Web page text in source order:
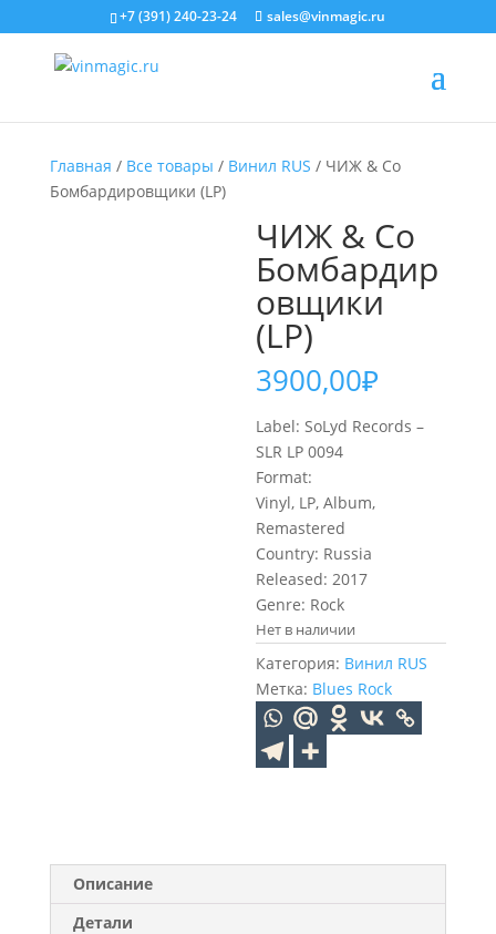
+7 (391) 240-23-24 sales@vinmagic.ru
Главная / Все товары / Винил RUS / ЧИЖ & Сo
Бомбардировщики (LP)
ЧИЖ & Сo
Бомбардир
овщики
(LP)
3900,00₽
Label: SoLyd Records –
SLR LP 0094
Format:
Vinyl, LP, Album,
Remastered
Country: Russia
Released: 2017
Genre: Rock
Нет в наличии
Категория: Винил RUS
Метка: Blues Rock
Описание
Детали